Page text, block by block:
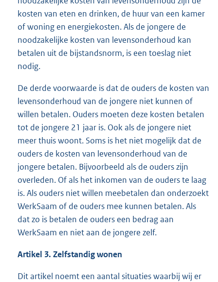
kosten van eten en drinken, de huur van een kamer
of woning en energiekosten. Als de jongere de
noodzakelijke kosten van levensonderhoud kan
betalen uit de bijstandsnorm, is een toeslag niet
nodig.
De derde voorwaarde is dat de ouders de kosten van
levensonderhoud van de jongere niet kunnen of
willen betalen. Ouders moeten deze kosten betalen
tot de jongere 21 jaar is. Ook als de jongere niet
meer thuis woont. Soms is het niet mogelijk dat de
ouders de kosten van levensonderhoud van de
jongere betalen. Bijvoorbeeld als de ouders zijn
overleden. Of als het inkomen van de ouders te laag
is. Als ouders niet willen meebetalen dan onderzoekt
WerkSaam of de ouders mee kunnen betalen. Als
dat zo is betalen de ouders een bedrag aan
WerkSaam en niet aan de jongere zelf.
Artikel 3. Zelfstandig wonen
Dit artikel noemt een aantal situaties waarbij wij er